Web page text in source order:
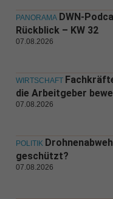
PANORAMA DWN-
Rückblick – KW 32
07.08.2026
WIRTSCHAFT
die Arbeitgeber
07.08.2026
POLITIK
geschützt?
07.08.2026